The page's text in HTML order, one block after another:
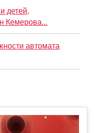
детей,
Кемерова...
автомата